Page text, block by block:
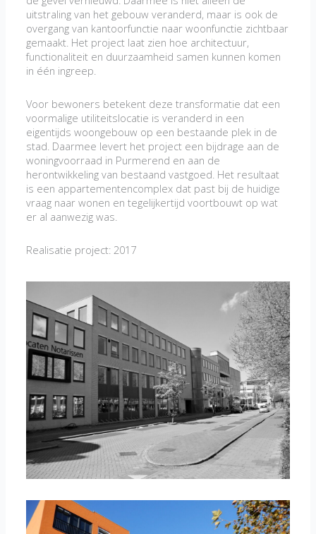
uitstraling van het gebouw veranderd, maar is ook de
overgang van kantoorfunctie naar woonfunctie zichtbaar
gemaakt. Het project laat zien hoe architectuur,
functionaliteit en duurzaamheid samen kunnen komen
in één ingreep.
Voor bewoners betekent deze transformatie dat een
voormalige utiliteitslocatie is veranderd in een
eigentijds woongebouw op een bestaande plek in de
stad. Daarmee levert het project een bijdrage aan de
woningvoorraad in Purmerend en aan de
herontwikkeling van bestaand vastgoed. Het resultaat
is een appartementencomplex dat past bij de huidige
vraag naar wonen en tegelijkertijd voortbouwt op wat
er al aanwezig was.
Realisatie project: 2017